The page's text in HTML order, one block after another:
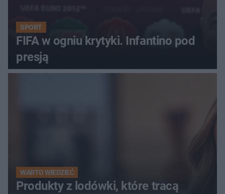
SPORT
FIFA w ogniu krytyki. Infantino pod
presją
WARTO WIEDZIEĆ
Produkty z lodówki, które tracą